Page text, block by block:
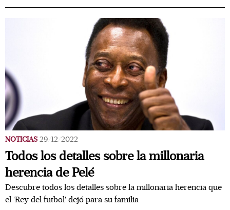
NOTICIAS 29/12/2022
Todos los detalles sobre la millonaria
herencia de Pelé
Descubre todos los detalles sobre la millonaria herencia que
el 'Rey del futbol' dejó para su familia